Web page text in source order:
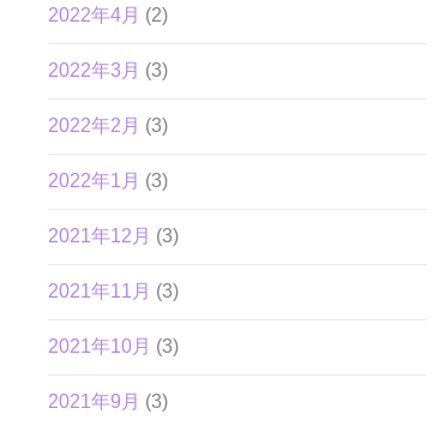
2022年4月 (2)
2022年3月 (3)
2022年2月 (3)
2022年1月 (3)
2021年12月 (3)
2021年11月 (3)
2021年10月 (3)
2021年9月 (3)